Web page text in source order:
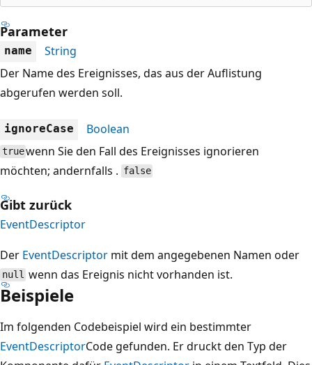
Parameter
name
String
Der Name des Ereignisses, das aus der Auflistung
abgerufen werden soll.
ignoreCase Boolean
truewenn Sie den Fall des Ereignisses ignorieren
möchten; andernfalls . false
Gibt zurück
EventDescriptor
Der EventDescriptor mit dem angegebenen Namen oder
null wenn das Ereignis nicht vorhanden ist.
Beispiele
Im folgenden Codebeispiel wird ein bestimmter
EventDescriptorCode gefunden. Er druckt den Typ der